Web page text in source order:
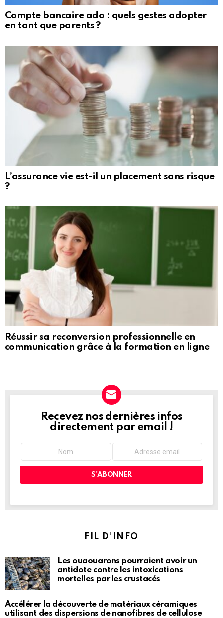
Compte bancaire ado : quels gestes adopter
en tant que parents ?
L’assurance vie est-il un placement sans risque
?
Réussir sa reconversion professionnelle en
communication grâce à la formation en ligne
NEWSLETTER
Recevez nos dernières infos
directement par email !
FIL D’INFO
Les ouaouarons pourraient avoir un
antidote contre les intoxications
mortelles par les crustacés
Accélérer la découverte de matériaux céramiques
utilisant des dispersions de nanofibres de cellulose